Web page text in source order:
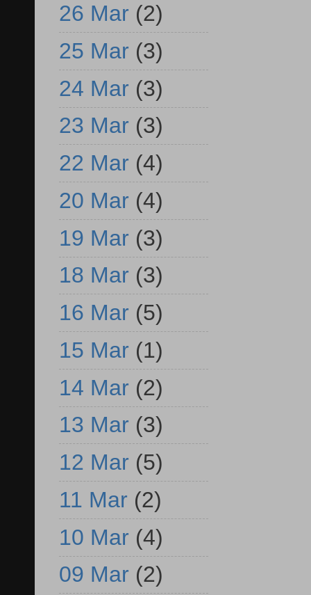
26 Mar (2)
25 Mar (3)
24 Mar (3)
23 Mar (3)
22 Mar (4)
20 Mar (4)
19 Mar (3)
18 Mar (3)
16 Mar (5)
15 Mar (1)
14 Mar (2)
13 Mar (3)
12 Mar (5)
11 Mar (2)
10 Mar (4)
09 Mar (2)